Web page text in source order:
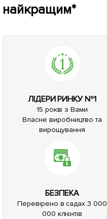
найкращим*
ЛІДЕРИ РИНКУ №1
15 років з Вами
Власне виробництво та
вирощування
БЕЗПЕКА
Перевірено в садах 3 000
000 клієнтів